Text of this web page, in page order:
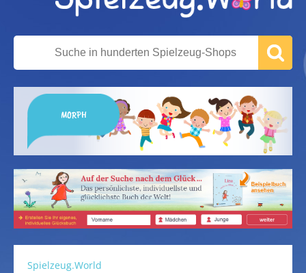
MORPH
Spielzeug.World